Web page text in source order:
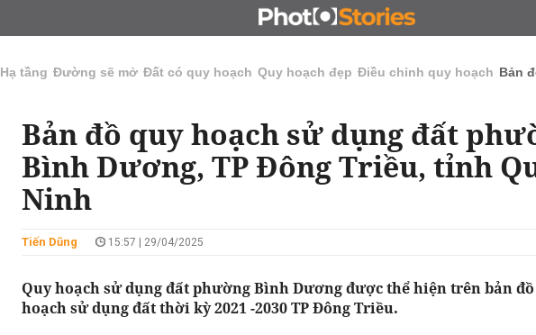
ĐẤU GIÁ - ĐẤU THẦU KINH DOANH
Hạ tầng Đường sẽ mở Đất có quy hoạch Quy hoạch đẹp Điều chỉnh quy hoạch Bản
Bản đồ quy hoạch sử dụng đất
Bình Dương, TP Đông Triều, tỉnh
Ninh
Tiến Dũng 15:57 | 29/04/2025
Quy hoạch sử dụng đất phường Bình Dương được thể hiện trên bản
hoạch sử dụng đất thời kỳ 2021 -2030 TP Đông Triều.